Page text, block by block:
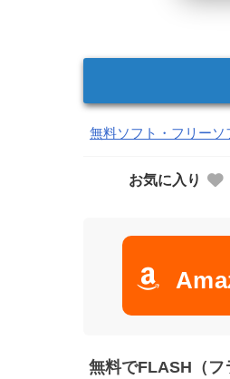
無料ソフト・フリーソ
お気に入り
無料でFLASH（フ